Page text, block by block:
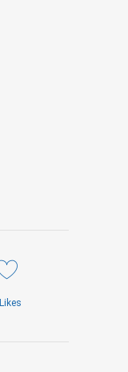
Likes